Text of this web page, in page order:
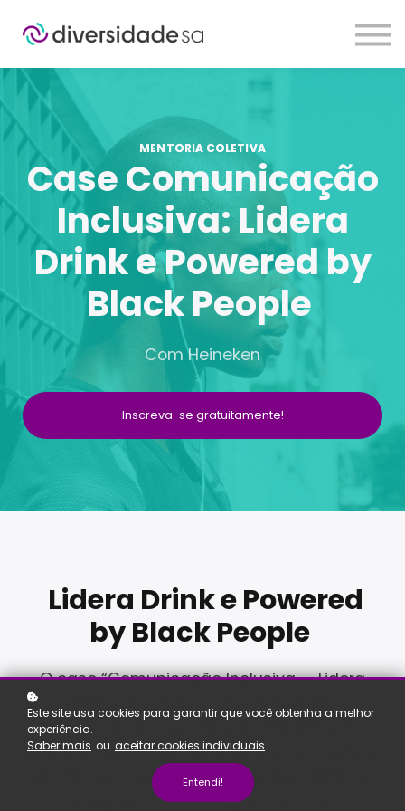
Planos
Contato
MENTORIA COLETIVA
Case Comunicação
Inclusiva: Lidera
Drink e Powered by
Black People
Com Heineken
Inscreva-se gratuitamente!
Lidera Drink e Powered
by Black People
O case “Comunicação Inclusiva — Lidera
Drink e Powered by Black People”,
desenvolvido pelo Grupo HEINEKEN em
parceria com a Dentsu Creative, foi finalista
do Prêmio Diversidade em Prática 2025, na
categoria Comunicação Inclusiva.
Este site usa cookies para garantir que você obtenha a melhor
experiência.
Saber mais ou aceitar cookies individuais .
Entendi!